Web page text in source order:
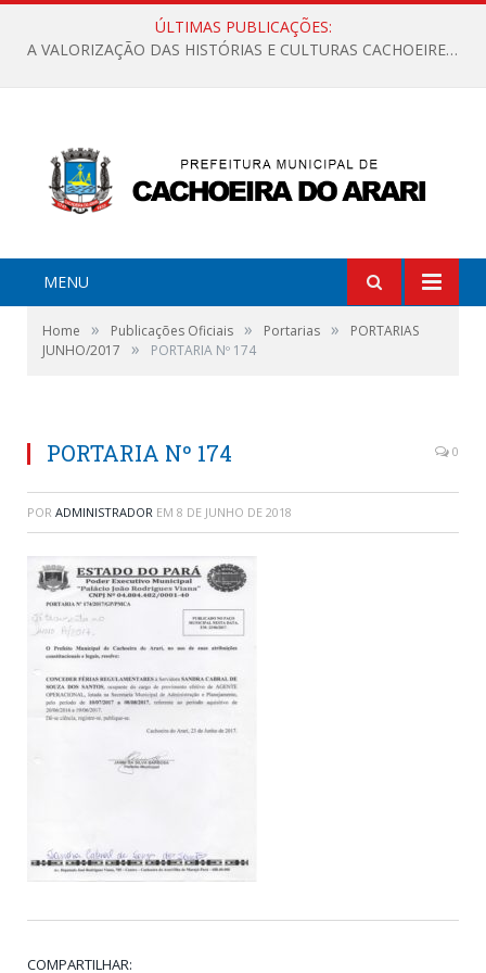
ÚLTIMAS PUBLICAÇÕES:
A VALORIZAÇÃO DAS HISTÓRIAS E CULTURAS CACHOEIRENSES
MENU
Home » Publicações Oficiais » Portarias »
PORTARIAS
JUNHO/2017
» PORTARIA Nº 174
PORTARIA Nº 174 0
POR ADMINISTRADOR EM 8 DE JUNHO DE 2018
COMPARTILHAR: